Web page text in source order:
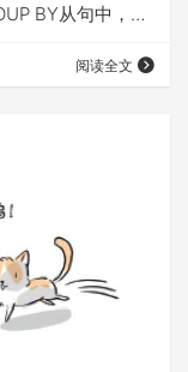
BY从句中，所
种聚合函数，才
阅读全文